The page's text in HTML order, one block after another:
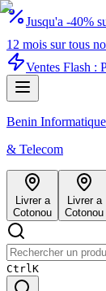
Jusqu'a -40%
12 mois sur tous
Ventes Flash :
Benin Informatique
& Telecom
Livrer a
Cotonou
Livrer a
Cotonou
CtrlK